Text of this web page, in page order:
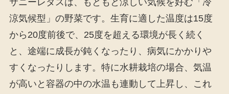
サニーレタスは、もともと涼しい気候を好む「冷
涼気候型」の野菜です。生育に適した温度は15度
から20度前後で、25度を超える環境が長く続く
と、途端に成長が鈍くなったり、病気にかかりや
すくなったりします。特に水耕栽培の場合、気温
が高いと容器の中の水温も連動して上昇し、これ